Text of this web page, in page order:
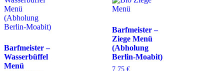
Barfmeister –
Wasserbüffel
Menü
Barfmeister –
Ziege Menü
(Abholung
Berlin-Moabit)
7,75 €